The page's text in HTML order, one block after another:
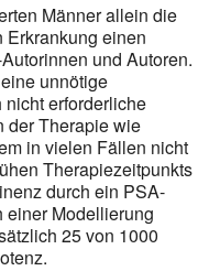
Männer allein die
einen
und Autoren.
unnötige
erforderliche
der Therapie wie
in vielen Fällen nicht
Therapie­zeitpunkts
durch ein PSA-
einer Modellierung
25 von 1000